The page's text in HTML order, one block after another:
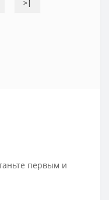
>|
первым и